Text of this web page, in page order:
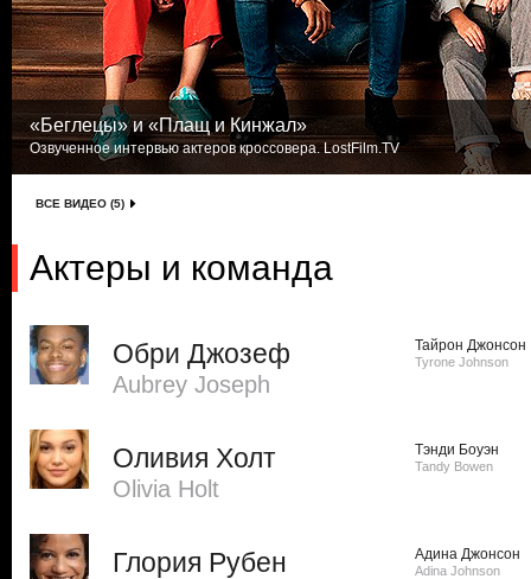
«Беглецы» и «Плащ и Кинжал»
Озвученное интервью актеров кроссовера. LostFilm.TV
ВСЕ ВИДЕО (5)
Актеры и команда
Обри Джозеф
Aubrey Joseph
Тайрон Джонсон
Tyrone Johnson
Оливия Холт
Olivia Holt
Тэнди Боуэн
Tandy Bowen
Глория Рубен Адина Джонсон
Adina Johnson